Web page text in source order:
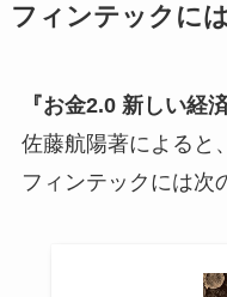
フィンテックに
『お金2.0 新しい経
佐藤航陽著によると、
フィンテックには次